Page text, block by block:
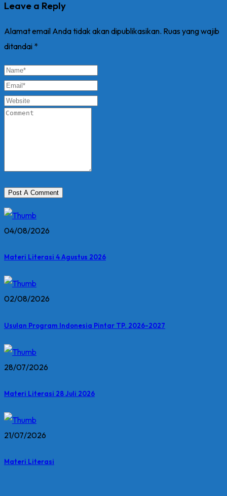
Leave a Reply
Alamat email Anda tidak akan dipublikasikan. Ruas yang wajib
ditandai *
04/08/2026
Materi Literasi 4 Agustus 2026
02/08/2026
Usulan Program Indonesia Pintar TP. 2026-2027
28/07/2026
Materi Literasi 28 Juli 2026
21/07/2026
Materi Literasi